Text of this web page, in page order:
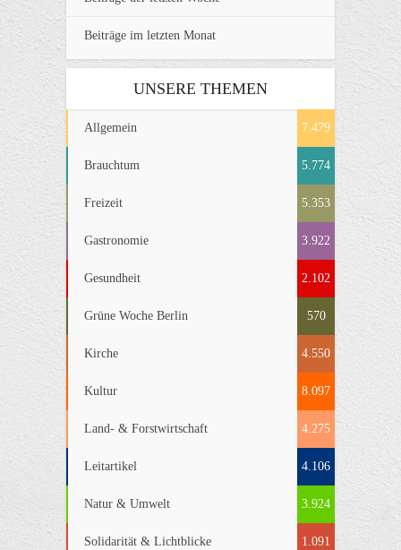
Beiträge im letzten Monat
UNSERE THEMEN
Allgemein 7.479
Brauchtum 5.774
Freizeit 5.353
Gastronomie 3.922
Gesundheit 2.102
Grüne Woche Berlin 570
Kirche 4.550
Kultur 8.097
Land- & Forstwirtschaft 4.275
Leitartikel 4.106
Natur & Umwelt 3.924
Solidarität & Lichtblicke 1.091